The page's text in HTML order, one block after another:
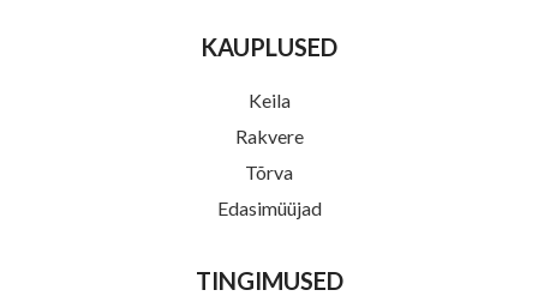
KAUPLUSED
Keila
Rakvere
Tõrva
Edasimüüjad
TINGIMUSED